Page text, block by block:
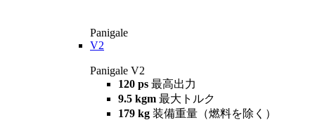
Panigale
V2
Panigale V2
120 ps 最高出力
9.5 kgm 最大トルク
179 kg 装備重量（燃料を除く）